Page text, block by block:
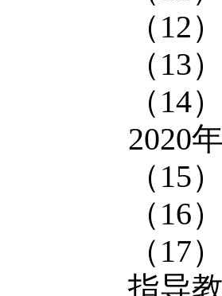
（12
（13
（14
2020
（15
（16
（17
指导